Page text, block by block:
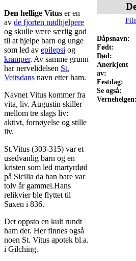
Dåpsnavn:
Født:
Død:
Anerkjent
av:
Festdag:
Se også:
Vernehelgen:
Den hellige Vitus er en
av de fjorten nødhjelpere
og skulle være særlig god
til at hjelpe barn og unge
som led av epilepsi og
kramper. Av samme grunn
har nervelidelsen St.
Veitsdans navn etter ham.
Navnet Vitus kommer fra
vita, liv. Augustin skiller
mellom tre slags liv:
aktivt, fornøyelse og stille
liv.
St.Vitus (303-315) var et
usedvanlig barn og en
kristen som led martyrdød
på Sicilia da han bare var
tolv år gammel.Hans
relikvier ble flyttet til
Saxen i 836.
Det oppsto en kult rundt
ham der. Her finnes også
noen St. Vitus apotek bl.a.
i Gilching.